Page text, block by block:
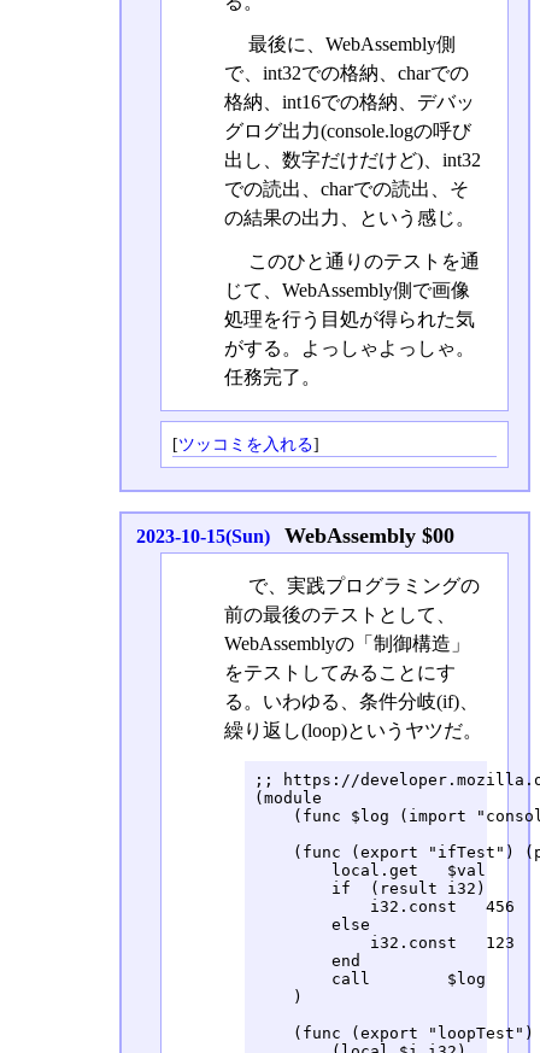
最後に、WebAssembly側
で、int32での格納、charでの
格納、int16での格納、デバッ
グログ出力(console.logの呼び
出し、数字だけだけど)、int32
での読出、charでの読出、そ
の結果の出力、という感じ。
このひと通りのテストを通
じて、WebAssembly側で画像
処理を行う目処が得られた気
がする。よっしゃよっしゃ。
任務完了。
[ツッコミを入れる]
2023-10-15(Sun) WebAssembly $00
で、実践プログラミングの
前の最後のテストとして、
WebAssemblyの「制御構造」
をテストしてみることにす
る。いわゆる、条件分岐(if)、
繰り返し(loop)というヤツだ。
;; https://
(module
(func $log (import
(func (export "ifTest")
        local.get   $val
        if  (result i32)
i32.const   456
        else
i32.const   123
        end
        call        $log
    )
(func (export